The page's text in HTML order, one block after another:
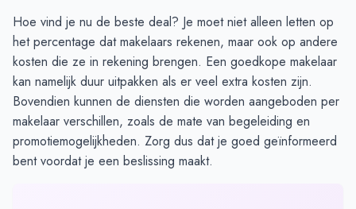
Hoe vind je nu de beste deal? Je moet niet alleen letten op
het percentage dat makelaars rekenen, maar ook op andere
kosten die ze in rekening brengen. Een goedkope makelaar
kan namelijk duur uitpakken als er veel extra kosten zijn.
Bovendien kunnen de diensten die worden aangeboden per
makelaar verschillen, zoals de mate van begeleiding en
promotiemogelijkheden. Zorg dus dat je goed geïnformeerd
bent voordat je een beslissing maakt.